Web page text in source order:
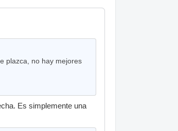
plazca, no hay mejores
Es simplemente una